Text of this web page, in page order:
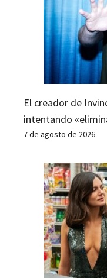
El creador de
intentando
7 de agosto de 2026